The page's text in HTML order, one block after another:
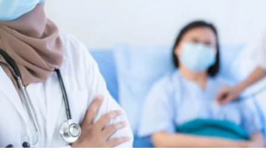
Cara Menjadi Seorang Doktor